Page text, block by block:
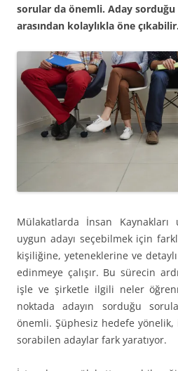
sorular da önemli. Aday
arasından kolaylıkla öne çıkabilir.
Mülakatlarda İnsan Kaynakları
uygun adayı seçebilmek için
kişiliğine, yeteneklerine ve
edinmeye çalışır. Bu sürecin
işle ve şirketle ilgili neler
noktada adayın sorduğu
önemli. Şüphesiz hedefe
sorabilen adaylar fark yaratıyor.